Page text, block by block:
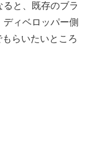
と、既存のブラ
ィベロッパー側
らいたいところ